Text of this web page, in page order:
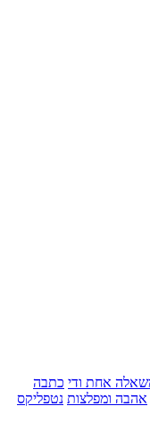
כתבה
אהבה ומפלצות נטפליקס